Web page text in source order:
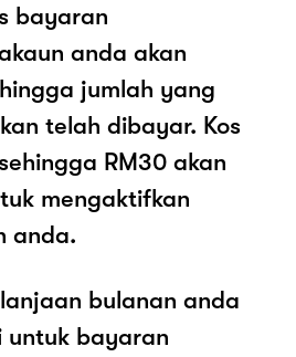
bayaran
anda akan
jumlah yang
telah dibayar. Kos
RM30 akan
mengaktifkan
anda.
bulanan anda
untuk bayaran